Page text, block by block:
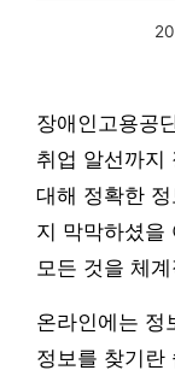
장애인고용공
취업 알선까지
대해 정확한
지 막막하셨을
모든 것을 체
온라인에는 정
정보를 찾기란